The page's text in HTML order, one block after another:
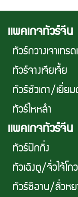
เเพคเกจทัวร์จีน
ทัวร์กวางเจาเทรด
ทัวร์จางเจียเจี้ย
ทัวร์ซัวเถา/เยี่ย
ทัวร์ไหหลำ
เเพคเกจทัวร์จีน
ทัวร์ปักกิ่ง
ทัวเฉิงตู/จิ่วไจ้โกว
ทัวร์ซีอาน/ลั่วหย